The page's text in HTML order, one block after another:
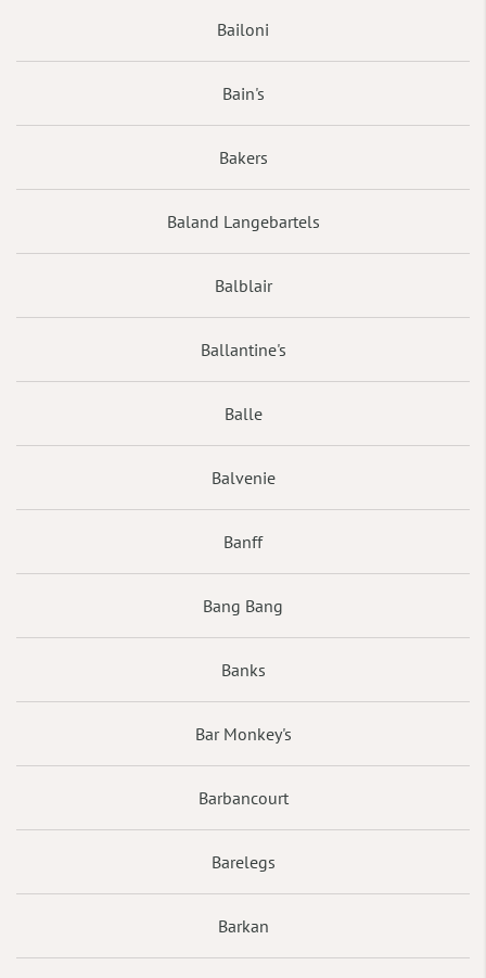
Bailoni
Bain's
Bakers
Baland Langebartels
Balblair
Ballantine's
Balle
Balvenie
Banff
Bang Bang
Banks
Bar Monkey's
Barbancourt
Barelegs
Barkan